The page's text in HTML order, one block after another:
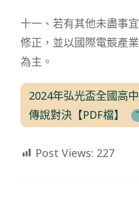
十一、若有其他未盡事
修正，並以國際電競產
為主。
2024年弘光盃全國高
傳說對決【PDF檔】
Post Views: 227